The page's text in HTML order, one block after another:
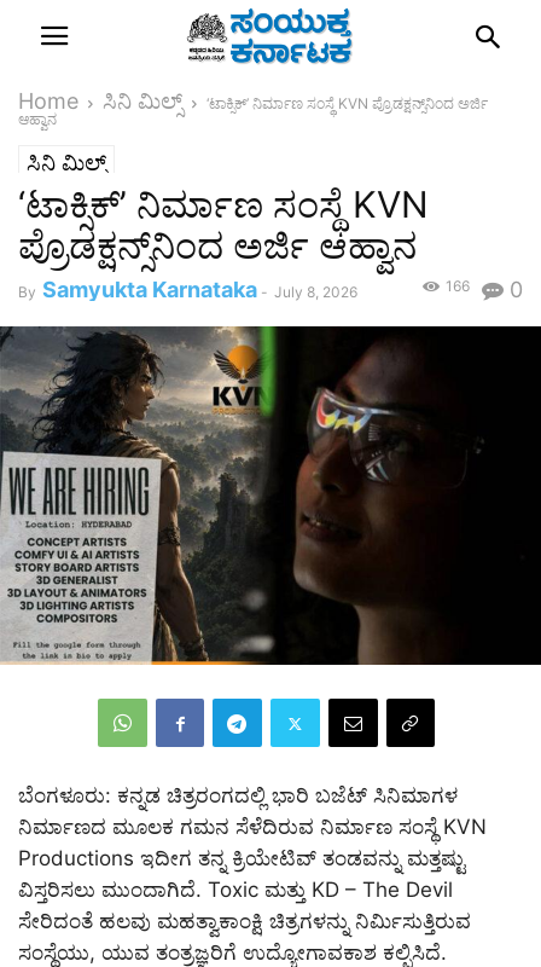
Home ಸಿನಿ ಮಿಲ್ಸ್
‘ಟಾಕ್ಸಿಕ್’ ನಿರ್ಮಾಣ ಸಂಸ್ಥೆ KVN ಪ್ರೊಡಕ್ಷನ್ಸ್‌ನಿಂದ ಅರ್ಜಿ
ಆಹ್ವಾನ
ಸಿನಿ ಮಿಲ್ಸ್
‘ಟಾಕ್ಸಿಕ್’ ನಿರ್ಮಾಣ ಸಂಸ್ಥೆ KVN
ಪ್ರೊಡಕ್ಷನ್ಸ್‌ನಿಂದ ಅರ್ಜಿ ಆಹ್ವಾನ
By Samyukta Karnataka - July 8, 2026 0
166
ಬೆಂಗಳೂರು: ಕನ್ನಡ ಚಿತ್ರರಂಗದಲ್ಲಿ ಭಾರಿ ಬಜೆಟ್ ಸಿನಿಮಾಗಳ
ನಿರ್ಮಾಣದ ಮೂಲಕ ಗಮನ ಸೆಳೆದಿರುವ ನಿರ್ಮಾಣ ಸಂಸ್ಥೆ KVN
Productions ಇದೀಗ ತನ್ನ ಕ್ರಿಯೇಟಿವ್ ತಂಡವನ್ನು ಮತ್ತಷ್ಟು
ವಿಸ್ತರಿಸಲು ಮುಂದಾಗಿದೆ. Toxic ಮತ್ತು KD – The Devil
ಸೇರಿದಂತೆ ಹಲವು ಮಹತ್ವಾಕಾಂಕ್ಷಿ ಚಿತ್ರಗಳನ್ನು ನಿರ್ಮಿಸುತ್ತಿರುವ
ಸಂಸ್ಥೆಯು, ಯುವ ತಂತ್ರಜ್ಞರಿಗೆ ಉದ್ಯೋಗಾವಕಾಶ ಕಲ್ಪಿಸಿದೆ.